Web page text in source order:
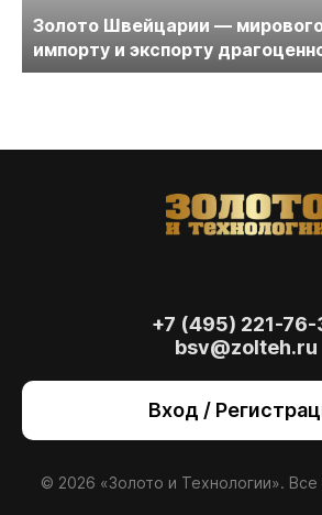
Золото Швейцарии —
импорту и экспорту
+7 (495) 221-76-
bsv@zolteh.ru
Вход /
© 2026 «Золото и Технологии».